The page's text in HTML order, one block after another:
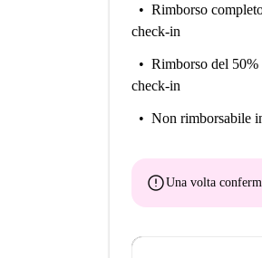
Rimborso
check-in
Rimborso del
check-in
Non rimborsabile
errorUna volta